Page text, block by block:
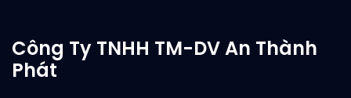
Công Ty TNHH TM-DV An Thành
Phát